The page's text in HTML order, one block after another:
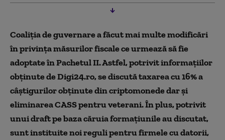
Coaliția de guvernare a făcut mai multe modificări
în privința măsurilor fiscale ce urmează să fie
adoptate în Pachetul II. Astfel, potrivit informațiilor
obținute de Digi24.ro, se discută taxarea cu 16% a
câștigurilor obținute din criptomonede dar și
eliminarea CASS pentru veterani. În plus, potrivit
unui draft pe baza căruia formațiunile au discutat,
sunt instituite noi reguli pentru firmele cu datorii,